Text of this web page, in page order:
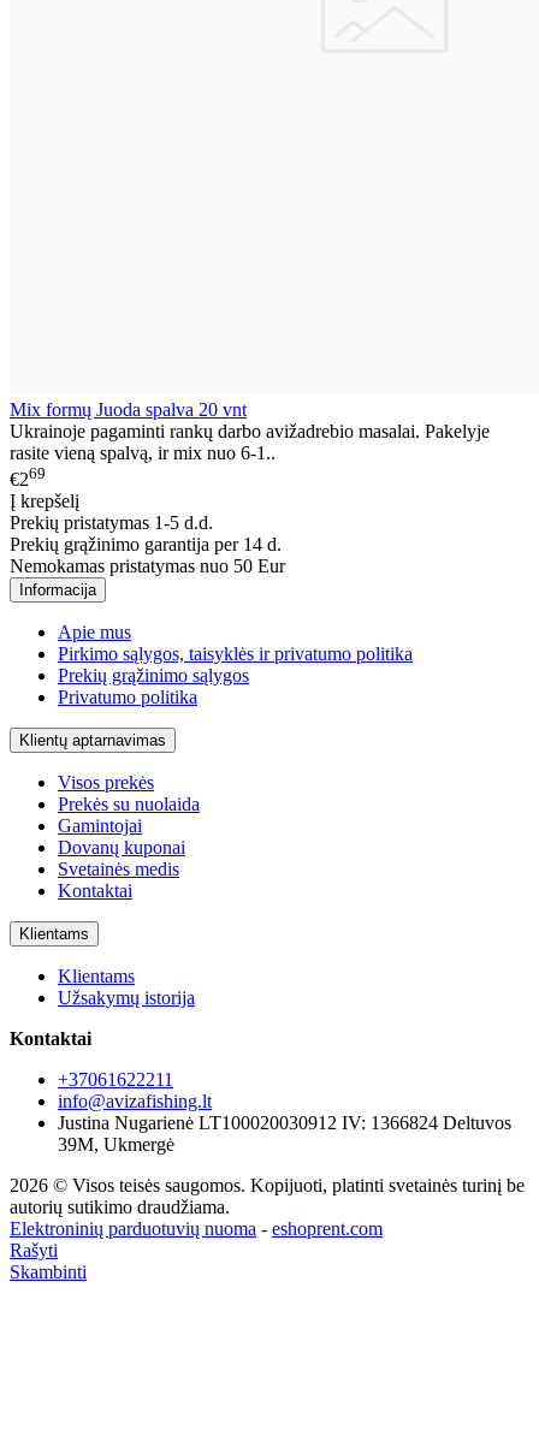
Mix formų Juoda spalva 20 vnt
Ukrainoje pagaminti rankų darbo avižadrebio masalai. Pakelyje
rasite vieną spalvą, ir mix nuo 6-1..
€269
Į krepšelį
Prekių pristatymas 1-5 d.d.
Prekių grąžinimo garantija per 14 d.
Nemokamas pristatymas nuo 50 Eur
Informacija
Apie mus
Pirkimo sąlygos, taisyklės ir privatumo politika
Prekių grąžinimo sąlygos
Privatumo politika
Klientų aptarnavimas
Visos prekės
Prekės su nuolaida
Gamintojai
Dovanų kuponai
Svetainės medis
Kontaktai
Klientams
Klientams
Užsakymų istorija
Kontaktai
+37061622211
info@avizafishing.lt
Justina Nugarienė LT100020030912 IV: 1366824 Deltuvos
39M, Ukmergė
2026 © Visos teisės saugomos. Kopijuoti, platinti svetainės turinį be
autorių sutikimo draudžiama.
Elektroninių parduotuvių nuoma - eshoprent.com
Rašyti
Skambinti